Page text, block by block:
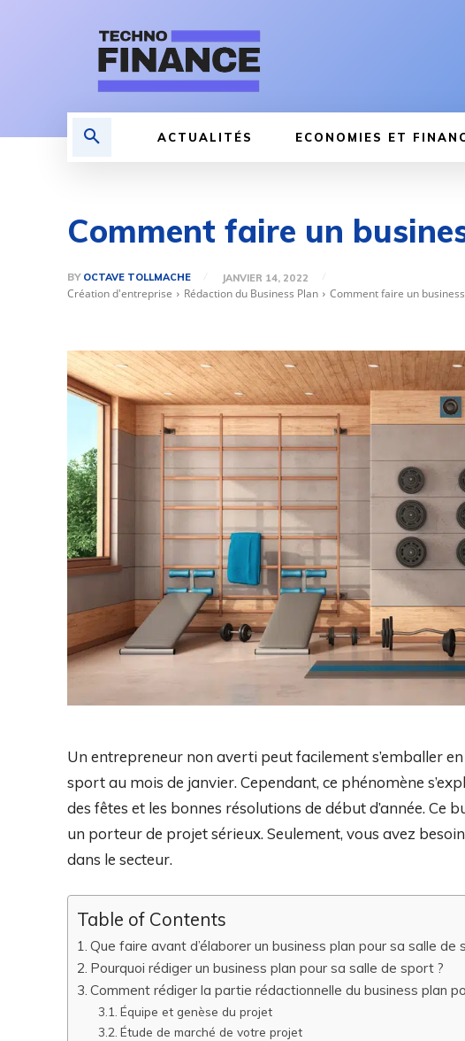
ACTUALITÉS ECONOMIES ET
Comment faire un
BY OCTAVE TOLLMACHE JANVIER 14, 2022
Création d'entreprise Rédaction du Business Plan Comment faire un
Un entrepreneur non averti peut facilement s’emballer
sport au mois de janvier. Cependant, ce phénomène
des fêtes et les bonnes résolutions de début d’année. Ce
un porteur de projet sérieux. Seulement, vous avez
dans le secteur.
Table of Contents
Que faire avant d’élaborer un business plan pour sa salle de
Pourquoi rédiger un business plan pour sa salle de sport ?
Comment rédiger la partie rédactionnelle du business plan
Équipe et genèse du projet
Étude de marché de votre projet